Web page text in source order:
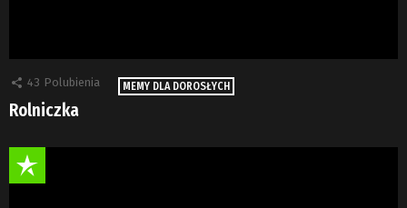
43 Polubienia MEMY DLA DOROSŁYCH
Rolniczka